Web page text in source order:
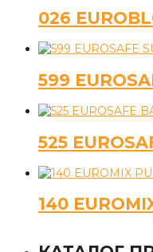
026
599
525
140